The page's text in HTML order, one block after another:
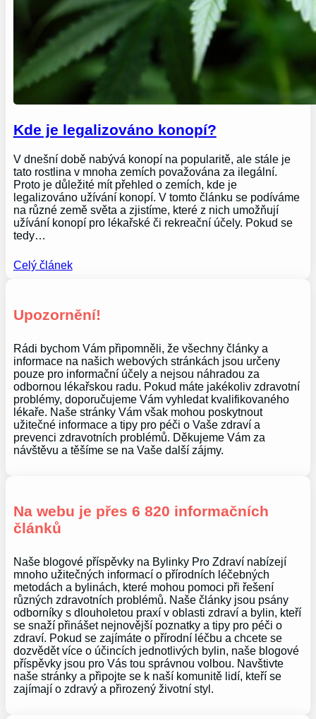
Kde je legalizováno konopí?
V dnešní době nabývá konopí na popularitě, ale stále je
tato rostlina v mnoha zemích považována za ilegální.
Proto je důležité mít přehled o zemích, kde je
legalizováno užívání konopí. V tomto článku se podíváme
na různé země světa a zjistíme, které z nich umožňují
užívání konopí pro lékařské či rekreační účely. Pokud se
tedy…
Celý článek
Upozornění!
Rádi bychom Vám připomněli, že všechny články a
informace na našich webových stránkách jsou určeny
pouze pro informační účely a nejsou náhradou za
odbornou lékařskou radu. Pokud máte jakékoliv zdravotní
problémy, doporučujeme Vám vyhledat kvalifikovaného
lékaře. Naše stránky Vám však mohou poskytnout
užitečné informace a tipy pro péči o Vaše zdraví a
prevenci zdravotních problémů. Děkujeme Vám za
návštěvu a těšíme se na Vaše další zájmy.
Na webu je přes 6 820 informačních
článků
Naše blogové příspěvky na Bylinky Pro Zdraví nabízejí
mnoho užitečných informací o přírodních léčebných
metodách a bylinách, které mohou pomoci při řešení
různých zdravotních problémů. Naše články jsou psány
odborníky s dlouholetou praxí v oblasti zdraví a bylin, kteří
se snaží přinášet nejnovější poznatky a tipy pro péči o
zdraví. Pokud se zajímáte o přírodní léčbu a chcete se
dozvědět více o účincích jednotlivých bylin, naše blogové
příspěvky jsou pro Vás tou správnou volbou. Navštivte
naše stránky a připojte se k naší komunitě lidí, kteří se
zajímají o zdravý a přirozený životní styl.